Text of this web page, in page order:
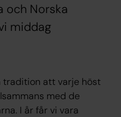
och Norska
middag
tradition att varje höst
med de
I år får vi vara